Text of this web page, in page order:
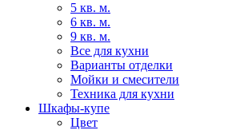
5 кв. м.
6 кв. м.
9 кв. м.
Все для кухни
Варианты отделки
Мойки и смесители
Техника для кухни
Шкафы-купе
Цвет